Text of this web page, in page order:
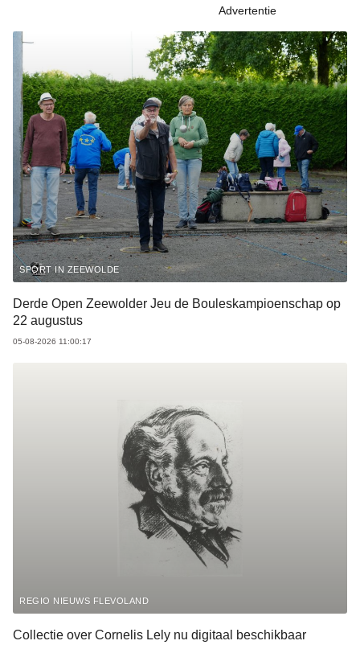
Advertentie
SPORT IN ZEEWOLDE
Derde Open Zeewolder Jeu de Bouleskampioenschap op
22 augustus
05-08-2026 11:00:17
REGIO NIEUWS FLEVOLAND
Collectie over Cornelis Lely nu digitaal beschikbaar